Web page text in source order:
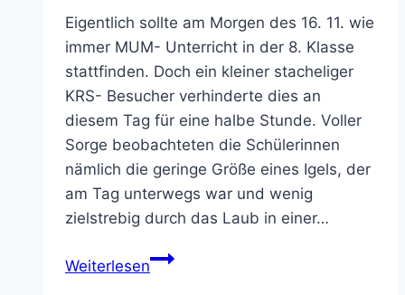
Eigentlich sollte am Morgen des 16. 11. wie
immer MUM- Unterricht in der 8. Klasse
stattfinden. Doch ein kleiner stacheliger
KRS- Besucher verhinderte dies an
diesem Tag für eine halbe Stunde. Voller
Sorge beobachteten die Schülerinnen
nämlich die geringe Größe eines Igels, der
am Tag unterwegs war und wenig
zielstrebig durch das Laub in einer…
WeiterlesenIgel